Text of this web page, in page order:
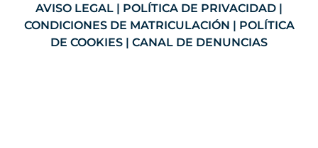
AVISO LEGAL | POLÍTICA DE PRIVACIDAD |
CONDICIONES DE MATRICULACIÓN | POLÍTICA
DE COOKIES | CANAL DE DENUNCIAS